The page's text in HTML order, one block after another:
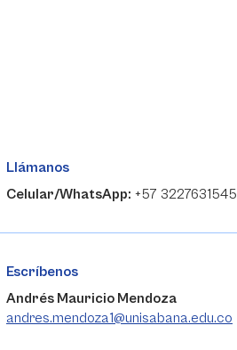
Llámanos
Celular/WhatsApp: +57 3227631545
Escríbenos
Andrés Mauricio Mendoza
andres.mendoza1@unisabana.edu.co